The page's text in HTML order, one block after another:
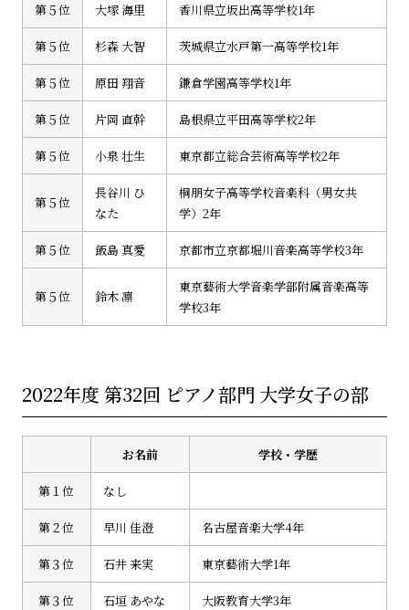
第５位 大塚 海里 香川県立坂出高等学校1年
第５位 杉森 大智 茨城県立水戸第一高等学校1年
第５位 原田 翔音 鎌倉学園高等学校1年
第５位 片岡 直幹 島根県立平田高等学校2年
第５位 小泉 壮生 東京都立総合芸術高等学校2年
第５位
長谷川 ひ
なた
桐朋女子高等学校音楽科（男女共
学）2年
第５位 飯島 真愛 京都市立京都堀川音楽高等学校3年
第５位 鈴木 凛
東京藝術大学音楽学部附属音楽高等
学校3年
2022年度 第32回 ピアノ部門 大学女子の部
お名前 学校・学歴
第１位 なし
第２位 早川 佳澄 名古屋音楽大学4年
第３位 石井 来実 東京藝術大学1年
第３位 石垣 あやな 大阪教育大学3年